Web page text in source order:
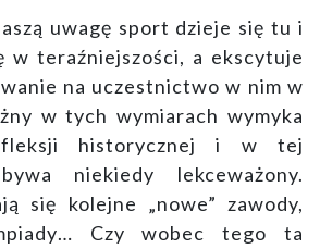
uwagę sport dzieje się tu i
w teraźniejszości, a ekscytuje
na uczestnictwo w nim w
w tych wymiarach wymyka
historycznej i w tej
niekiedy lekceważony.
się kolejne „nowe” zawody,
Czy wobec tego ta